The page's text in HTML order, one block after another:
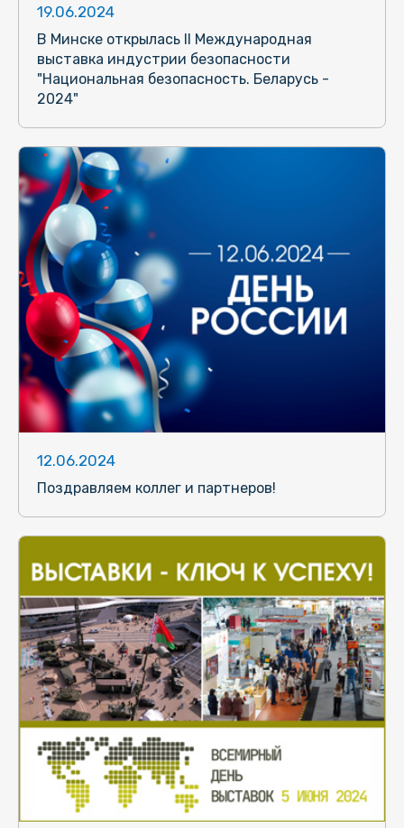
19.06.2024
В Минске открылась II Международная
выставка индустрии безопасности
"Национальная безопасность. Беларусь -
2024"
12.06.2024
Поздравляем коллег и партнеров!